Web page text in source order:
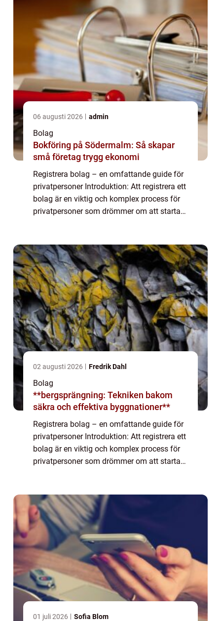
06 augusti 2026 admin
Bolag
Bokföring på Södermalm: Så skapar
små företag trygg ekonomi
Registrera bolag – en omfattande guide för
privatpersoner Introduktion: Att registrera ett
bolag är en viktig och komplex process för
privatpersoner som drömmer om att starta
02 augusti 2026 Fredrik Dahl
Bolag
**bergsprängning: Tekniken bakom
säkra och effektiva byggnationer**
Registrera bolag – en omfattande guide för
privatpersoner Introduktion: Att registrera ett
bolag är en viktig och komplex process för
privatpersoner som drömmer om att starta
01 juli 2026 Sofia Blom